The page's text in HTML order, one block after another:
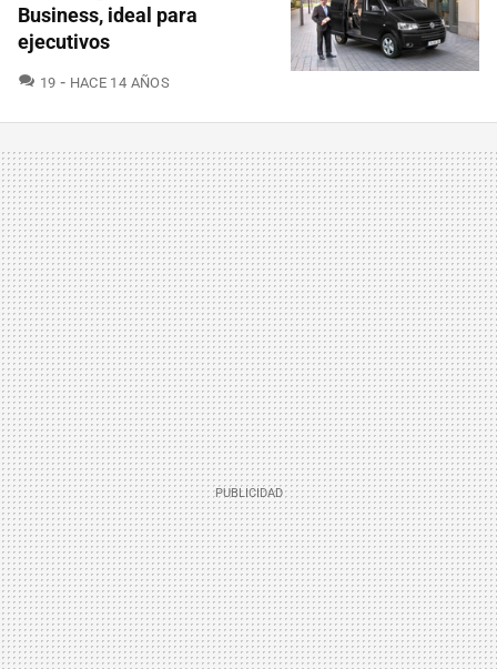
Business, ideal para
ejecutivos
19 COMENTARIOS
HACE 14 AÑOS